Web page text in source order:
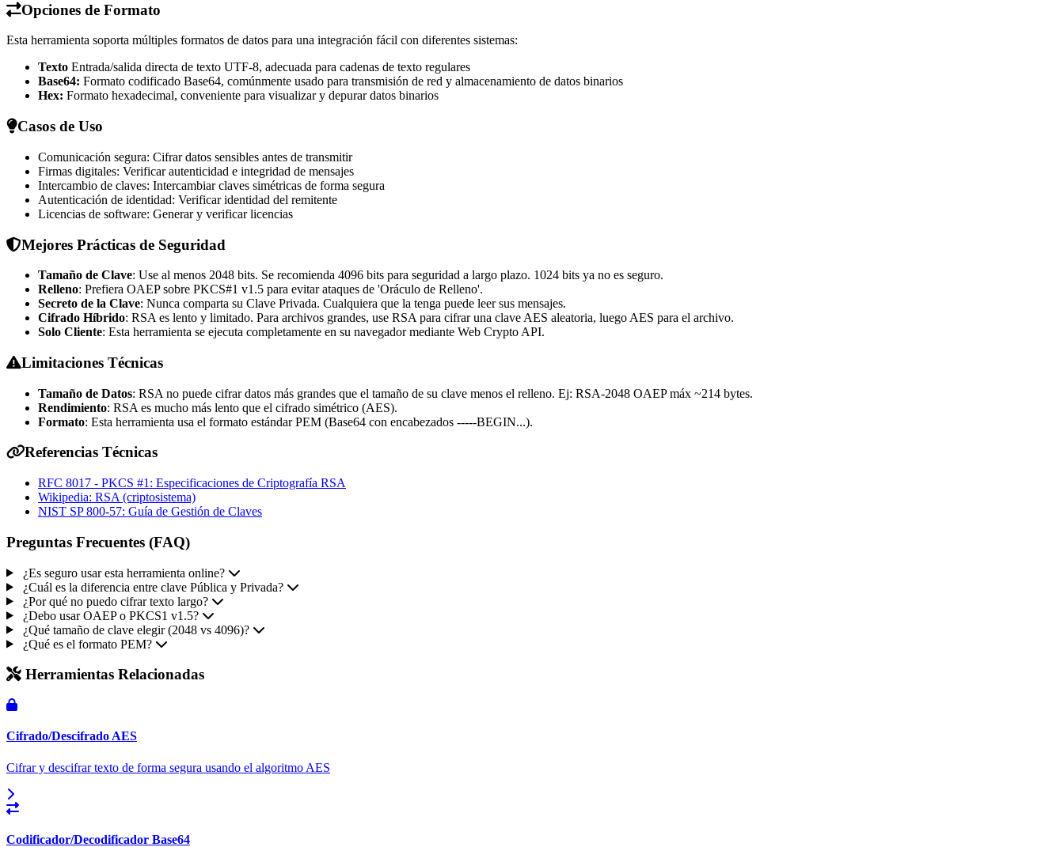
Opciones de Formato
Esta herramienta soporta múltiples formatos de datos para una integración fácil con diferentes sistemas:
Texto Entrada/salida directa de texto UTF-8, adecuada para cadenas de texto regulares
Base64: Formato codificado Base64, comúnmente usado para transmisión de red y almacenamiento de datos binarios
Hex: Formato hexadecimal, conveniente para visualizar y depurar datos binarios
Casos de Uso
Comunicación segura: Cifrar datos sensibles antes de transmitir
Firmas digitales: Verificar autenticidad e integridad de mensajes
Intercambio de claves: Intercambiar claves simétricas de forma segura
Autenticación de identidad: Verificar identidad del remitente
Licencias de software: Generar y verificar licencias
Mejores Prácticas de Seguridad
Tamaño de Clave: Use al menos 2048 bits. Se recomienda 4096 bits para seguridad a largo plazo. 1024 bits ya no es seguro.
Relleno: Prefiera OAEP sobre PKCS#1 v1.5 para evitar ataques de 'Oráculo de Relleno'.
Secreto de la Clave: Nunca comparta su Clave Privada. Cualquiera que la tenga puede leer sus mensajes.
Cifrado Híbrido: RSA es lento y limitado. Para archivos grandes, use RSA para cifrar una clave AES aleatoria, luego AES para el archivo.
Solo Cliente: Esta herramienta se ejecuta completamente en su navegador mediante Web Crypto API.
Limitaciones Técnicas
Tamaño de Datos: RSA no puede cifrar datos más grandes que el tamaño de su clave menos el relleno. Ej: RSA-2048 OAEP máx ~214 bytes.
Rendimiento: RSA es mucho más lento que el cifrado simétrico (AES).
Formato: Esta herramienta usa el formato estándar PEM (Base64 con encabezados -----BEGIN...).
Referencias Técnicas
RFC 8017 - PKCS #1: Especificaciones de Criptografía RSA
Wikipedia: RSA (criptosistema)
NIST SP 800-57: Guía de Gestión de Claves
Preguntas Frecuentes (FAQ)
¿Es seguro usar esta herramienta online?
¿Cuál es la diferencia entre clave Pública y Privada?
¿Por qué no puedo cifrar texto largo?
¿Debo usar OAEP o PKCS1 v1.5?
¿Qué tamaño de clave elegir (2048 vs 4096)?
¿Qué es el formato PEM?
Herramientas Relacionadas
Cifrado/Descifrado AES
Cifrar y descifrar texto de forma segura usando el algoritmo AES
Codificador/Decodificador Base64